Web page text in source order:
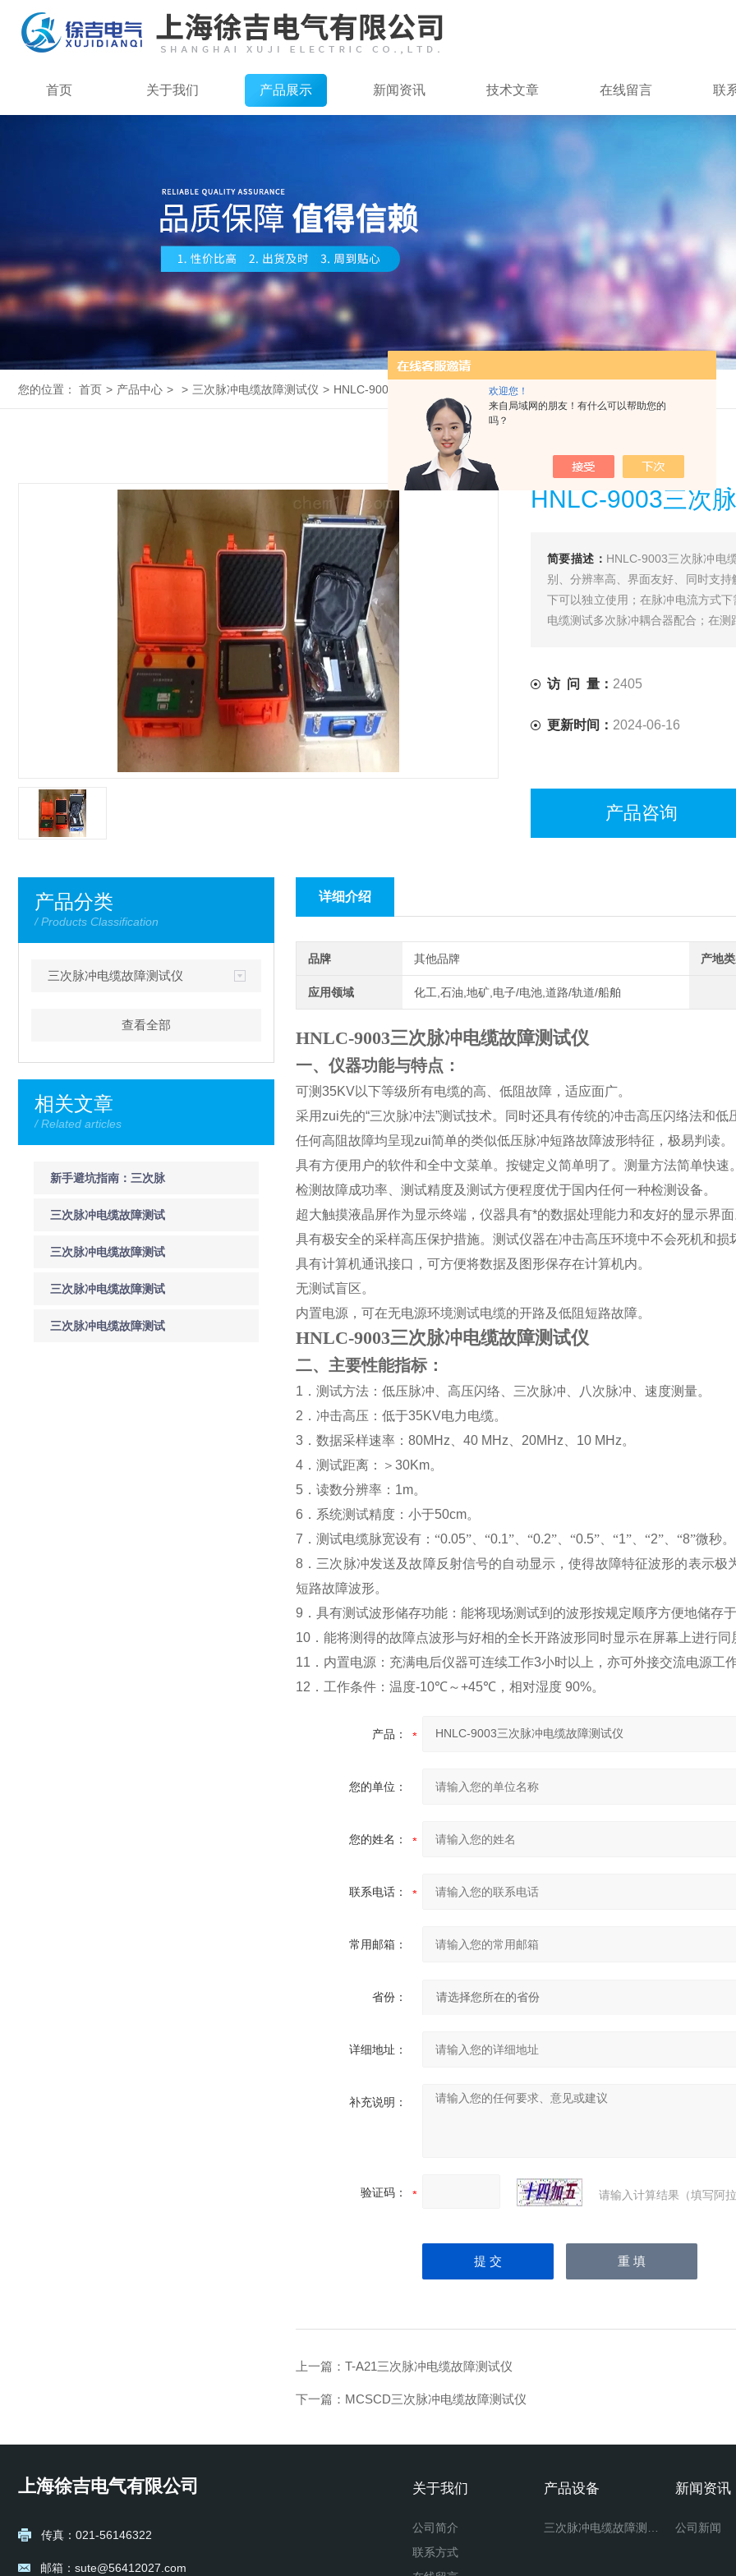
欢迎您！
来自局域网的朋友！有什么可以帮助您的
吗？
首页 关于我们 产品展示 新闻资讯 技术文章 在线留言 联
您的位置： 首页 > 产品中心 > > 三次脉冲电缆故障测试仪 > HNLC-9003三次脉冲电缆故障测试仪
HNLC-9003三次
简要描述： HNLC-9003三次脉冲电
别、分辨率高、界面友好、同时支
下可以独立使用；在脉冲电流方式
电缆测试多次脉冲耦合器配合；在测
访 问 量： 2405
更新时间： 2024-06-16
产品咨询
产品分类
/ Products Classification
三次脉冲电缆故障测试仪
查看全部
相关文章
/ Related articles
新手避坑指南：三次脉
冲电缆故障测试仪日常
维护、校准与常见故障
三次脉冲电缆故障测试
仪优势特点 电力电缆故
障测距抗干扰高精度检
三次脉冲电缆故障测试
仪的系统组成
三次脉冲电缆故障测试
仪故障性质的分类
三次脉冲电缆故障测试
详细介绍
品牌 其他品牌 产地类
应用领域 化工,石油,地矿,电子/电池,道路/轨道/船舶
HNLC-9003三次脉冲电缆故障测试仪
一、仪器功能与特点：
可测35KV以下等级所有电缆的高、低阻故障，适应面广。
采用zui先的“三次脉冲法”测试技术。同时还具有传统的冲击高压闪络法和低
任何高阻故障均呈现zui简单的类似低压脉冲短路故障波形特征，极易判读。
具有方便用户的软件和全中文菜单。按键定义简单明了。测量方法简单快速。
检测故障成功率、测试精度及测试方便程度优于国内任何一种检测设备。
超大触摸液晶屏作为显示终端，仪器具有*的数据处理能力和友好的显示界面
具有极安全的采样高压保护措施。测试仪器在冲击高压环境中不会死机和损
具有计算机通讯接口，可方便将数据及图形保存在计算机内。
无测试盲区。
内置电源，可在无电源环境测试电缆的开路及低阻短路故障。
HNLC-9003三次脉冲电缆故障测试仪
二、主要性能指标：
1 ．测试方法：低压脉冲、高压闪络、三次脉冲、八次脉冲、速度测量。
2 ．冲击高压：低于35KV电力电缆。
3 ．数据采样速率： 80MHz 40 MHz 20MHz 10 MHz。
4 ．测试距离： ＞ 30Km。
5 ．读数分辨率： 1m。
6 ．系统测试精度：小于50cm。
7 ．测试电缆脉宽设有：“0.05”、“0.1”、“0.2”、“0.5”、“1”、“2”、“8”微秒。
8 ．三次脉冲发送及故障反射信号的自动显示，使得故障特征波形的表示
短路故障波形。
9 ．具有测试波形储存功能：能将现场测试到的波形按规定顺序方便地储存
10 ．能将测得的故障点波形与好相的全长开路波形同时显示在屏幕上进行
11 ．内置电源：充满电后仪器可连续工作3小时以上，亦可外接交流电源工作
12 ． 工作条件：温度-10℃～+45℃ ，相对湿度 90%。
产品：
您的单位：
您的姓名：
联系电话：
常用邮箱：
省份：
详细地址：
补充说明：
验证码： 请输入计算结果（填写阿
上一篇： T-A21三次脉冲电缆故障测试仪
下一篇： MCSCD三次脉冲电缆故障测试仪
上海徐吉电气有限公司
传真：021-56146322
邮箱：sute@56412027.com
关于我们
公司简介
联系方式
产品设备 新闻资讯
公司新闻